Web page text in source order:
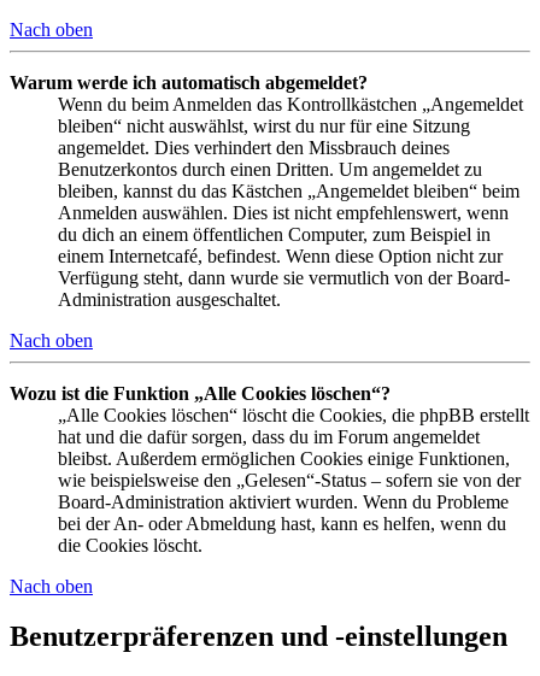
Nach oben
Warum werde ich automatisch abgemeldet?
Wenn du beim Anmelden das Kontrollkästchen „Angemeldet
bleiben“ nicht auswählst, wirst du nur für eine Sitzung
angemeldet. Dies verhindert den Missbrauch deines
Benutzerkontos durch einen Dritten. Um angemeldet zu
bleiben, kannst du das Kästchen „Angemeldet bleiben“ beim
Anmelden auswählen. Dies ist nicht empfehlenswert, wenn
du dich an einem öffentlichen Computer, zum Beispiel in
einem Internetcafé, befindest. Wenn diese Option nicht zur
Verfügung steht, dann wurde sie vermutlich von der Board-
Administration ausgeschaltet.
Nach oben
Wozu ist die Funktion „Alle Cookies löschen“?
„Alle Cookies löschen“ löscht die Cookies, die phpBB erstellt
hat und die dafür sorgen, dass du im Forum angemeldet
bleibst. Außerdem ermöglichen Cookies einige Funktionen,
wie beispielsweise den „Gelesen“-Status – sofern sie von der
Board-Administration aktiviert wurden. Wenn du Probleme
bei der An- oder Abmeldung hast, kann es helfen, wenn du
die Cookies löscht.
Nach oben
Benutzerpräferenzen und -einstellungen